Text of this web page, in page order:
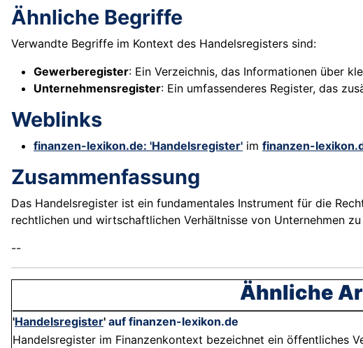
Ähnliche Begriffe
Verwandte Begriffe im Kontext des Handelsregisters sind:
Gewerberegister: Ein Verzeichnis, das Informationen über
Unternehmensregister: Ein umfassenderes Register, das
Weblinks
finanzen-lexikon.de: 'Handelsregister' im finanzen-
Zusammenfassung
Das Handelsregister ist ein fundamentales Instrument für die
rechtlichen und wirtschaftlichen Verhältnisse von Unternehmen
--
Ähnliche
'Handelsregister' auf finanzen-lexikon.de
Handelsregister im Finanzenkontext bezeichnet ein öffentliches